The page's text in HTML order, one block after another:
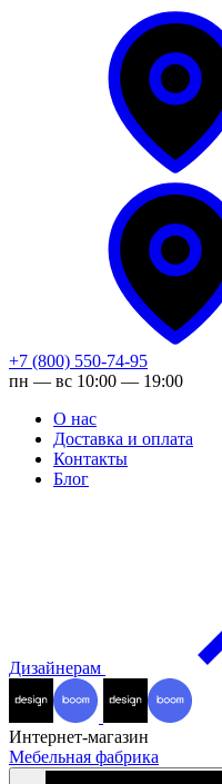
+7 (800) 550-74-95
пн — вс 10:00 — 19:00
О нас
Доставка и оплата
Контакты
Блог
Дизайнерам
Интернет-магазин
Мебельная фабрика